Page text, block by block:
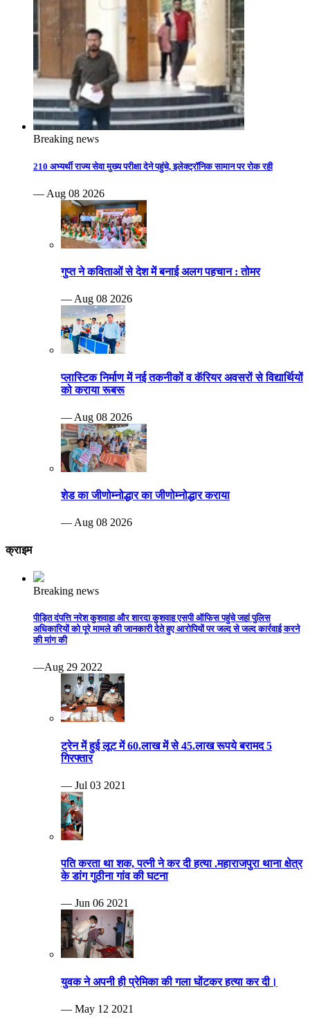
Breaking news
210 अभ्यर्थी राज्य सेवा मुख्य परीक्षा देने पहुंचे, इलेक्ट्रॉनिक सामान पर रोक रही
— Aug 08 2026
गुप्त ने कविताओं से देश में बनाई अलग पहचान : तोमर
— Aug 08 2026
प्लास्टिक निर्माण में नई तकनीकों व कॅरियर अवसरों से विद्यार्थियों
को कराया रूबरू
— Aug 08 2026
शेड का जीणोम्नोद्धार का जीणोम्नोद्धार कराया
— Aug 08 2026
क्राइम
Breaking news
पीड़ित दंपत्ति नरेश कुशवाहा और शारदा कुशवाह एसपी ऑफिस पहुंचे जहां पुलिस
अधिकारियों को पूरे मामले की जानकारी देते हुए आरोपियों पर जल्द से जल्द कार्रवाई करने
की मांग की
—Aug 29 2022
ट्रेन में हुई लूट में 60.लाख में से 45.लाख रूपये बरामद 5
गिरफ्तार
— Jul 03 2021
पति करता था शक, पत्नी ने कर दी हत्या .महाराजपुरा थाना क्षेत्र
के डांग गुठीना गांव की घटना
— Jun 06 2021
युवक ने अपनी ही प्रेमिका की गला घोंटकर हत्या कर दी।
— May 12 2021